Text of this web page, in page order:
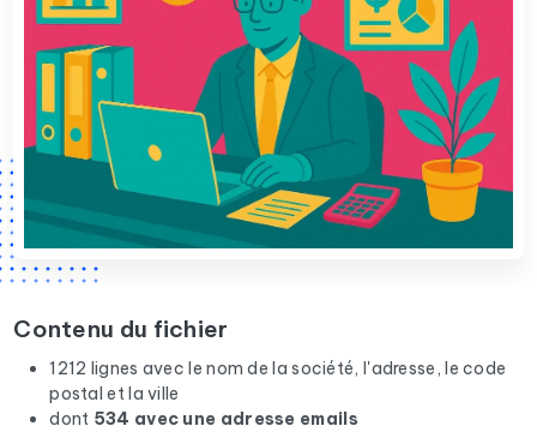
Contenu du fichier
1212 lignes avec le nom de la société, l'adresse, le code
postal et la ville
dont 534 avec une adresse emails